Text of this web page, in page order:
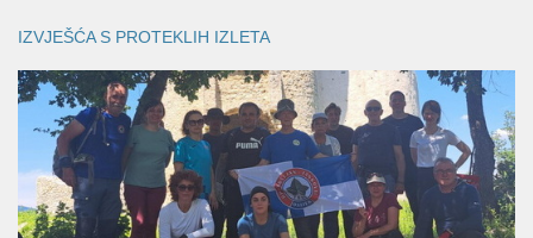
IZVJEŠĆA S PROTEKLIH IZLETA